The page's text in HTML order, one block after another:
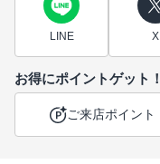
LINE X
お得にポイントゲット！
ご来店ポイント